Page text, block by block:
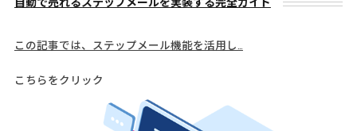
自動で売れるステップメールを実装する完全ガイド
この記事では、ステップメール機能を活用し…
こちらをクリック